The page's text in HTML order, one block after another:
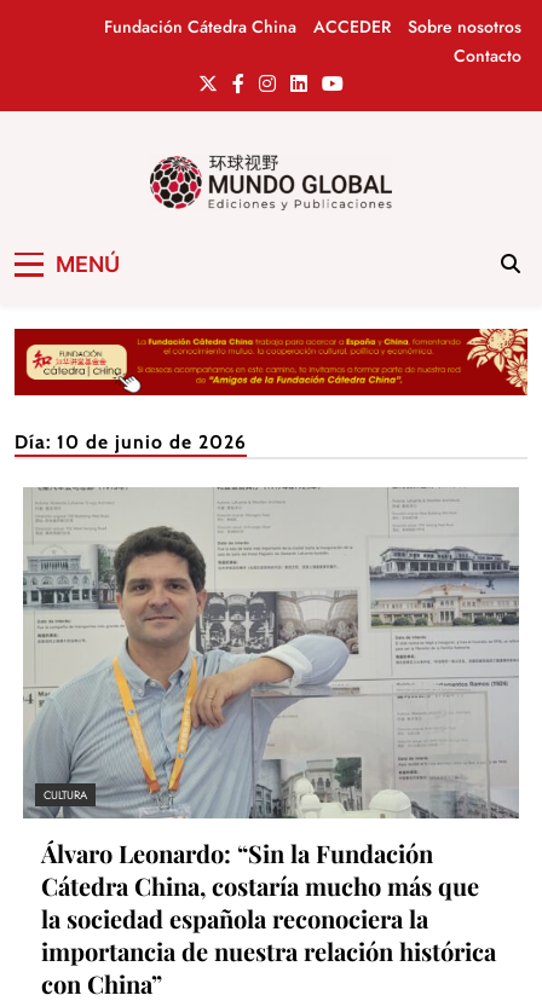
Fundación Cátedra China ACCEDER
Sobre nosotros
Contacto
MENÚ
Día: 10 de junio de 2026
CULTURA
Álvaro Leonardo: “Sin la Fundación
Cátedra China, costaría mucho más que
la sociedad española reconociera la
importancia de nuestra relación histórica
con China”